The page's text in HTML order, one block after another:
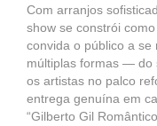
Com arranjos
show se constrói
convida o público a
múltiplas formas — do
os artistas no palco
entrega genuína em
“Gilberto Gil